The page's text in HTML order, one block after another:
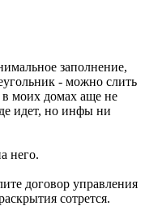
заполнение,
- можно слить
в моих домах аще не
идет, но инфы ни
него.
договор управления
сотрется.